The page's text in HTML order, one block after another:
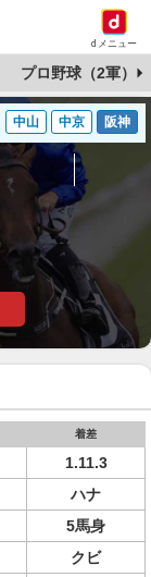
dメニュー
プロ野球（2軍）
中山 中京 阪神
着差
1.11.3
ハナ
5馬身
クビ